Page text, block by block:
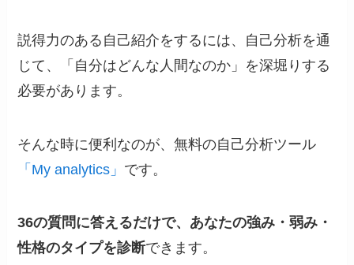
説得力のある自己紹介をするには、自己分析を通
じて、「自分はどんな人間なのか」を深堀りする
必要があります。
そんな時に便利なのが、無料の自己分析ツール
「My analytics」 です。
36の質問に答えるだけで、あなたの強み・弱み・
性格のタイプを診断できます。